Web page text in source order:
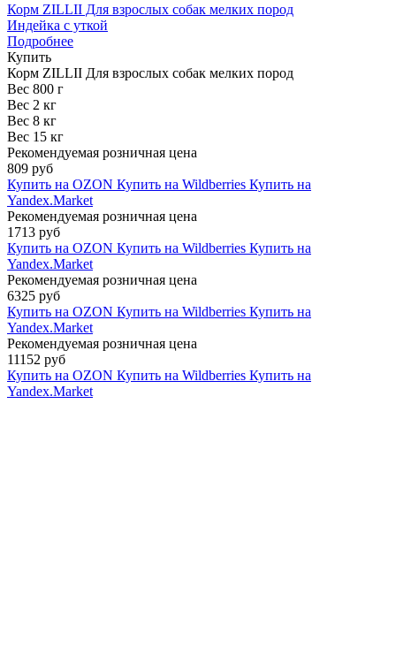
Корм ZILLII Для взрослых собак мелких пород
Индейка с уткой
Подробнее
Купить
Корм ZILLII Для взрослых собак мелких пород
Вес 800 г
Вес 2 кг
Вес 8 кг
Вес 15 кг
Рекомендуемая розничная цена
809 руб
Купить на OZON Купить на Wildberries Купить на
Yandex.Market
Рекомендуемая розничная цена
1713 руб
Купить на OZON Купить на Wildberries Купить на
Yandex.Market
Рекомендуемая розничная цена
6325 руб
Купить на OZON Купить на Wildberries Купить на
Yandex.Market
Рекомендуемая розничная цена
11152 руб
Купить на OZON Купить на Wildberries Купить на
Yandex.Market